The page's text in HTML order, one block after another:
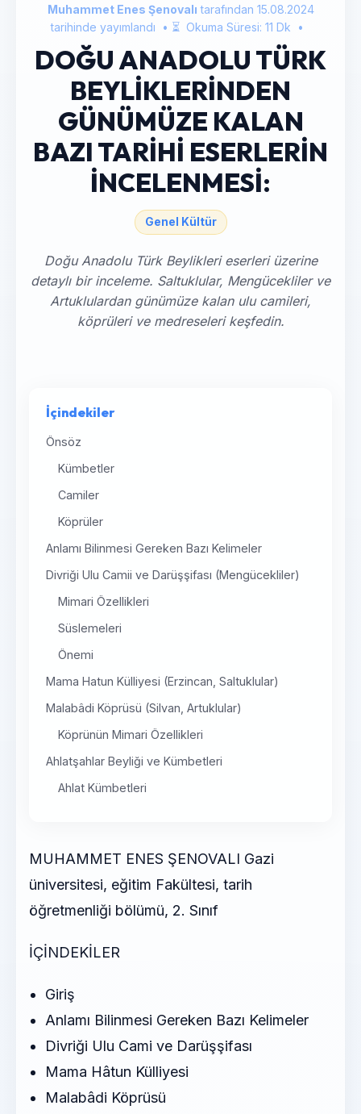
Muhammet Enes Şenovalı tarafından 15.08.2024
tarihinde yayımlandı
• ⏳ Okuma Süresi: 11 Dk •
DOĞU ANADOLU TÜRK
BEYLİKLERİNDEN
GÜNÜMÜZE KALAN
BAZI TARİHİ ESERLERİN
İNCELENMESİ:
Genel Kültür
Doğu Anadolu Türk Beylikleri eserleri üzerine
detaylı bir inceleme. Saltuklular, Mengücekliler ve
Artuklulardan günümüze kalan ulu camileri,
köprüleri ve medreseleri keşfedin.
İçindekiler
Önsöz
Kümbetler
Camiler
Köprüler
Anlamı Bilinmesi Gereken Bazı Kelimeler
Divriği Ulu Camii ve Darüşşifası (Mengücekliler)
Mimari Özellikleri
Süslemeleri
Önemi
Mama Hatun Külliyesi (Erzincan, Saltuklular)
Malabâdi Köprüsü (Silvan, Artuklular)
Köprünün Mimari Özellikleri
Ahlatşahlar Beyliği ve Kümbetleri
Ahlat Kümbetleri
MUHAMMET ENES ŞENOVALI Gazi
üniversitesi, eğitim Fakültesi, tarih
öğretmenliği bölümü, 2. Sınıf
İÇİNDEKİLER
Giriş
Anlamı Bilinmesi Gereken Bazı Kelimeler
Divriği Ulu Cami ve Darüşşifası
Mama Hâtun Külliyesi
Malabâdi Köprüsü